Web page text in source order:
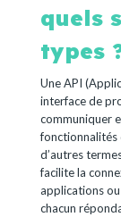
quels
types
Une API
interface de
communiquer
fonctionnalités
d’autres
facilite la
applications ou
chacun